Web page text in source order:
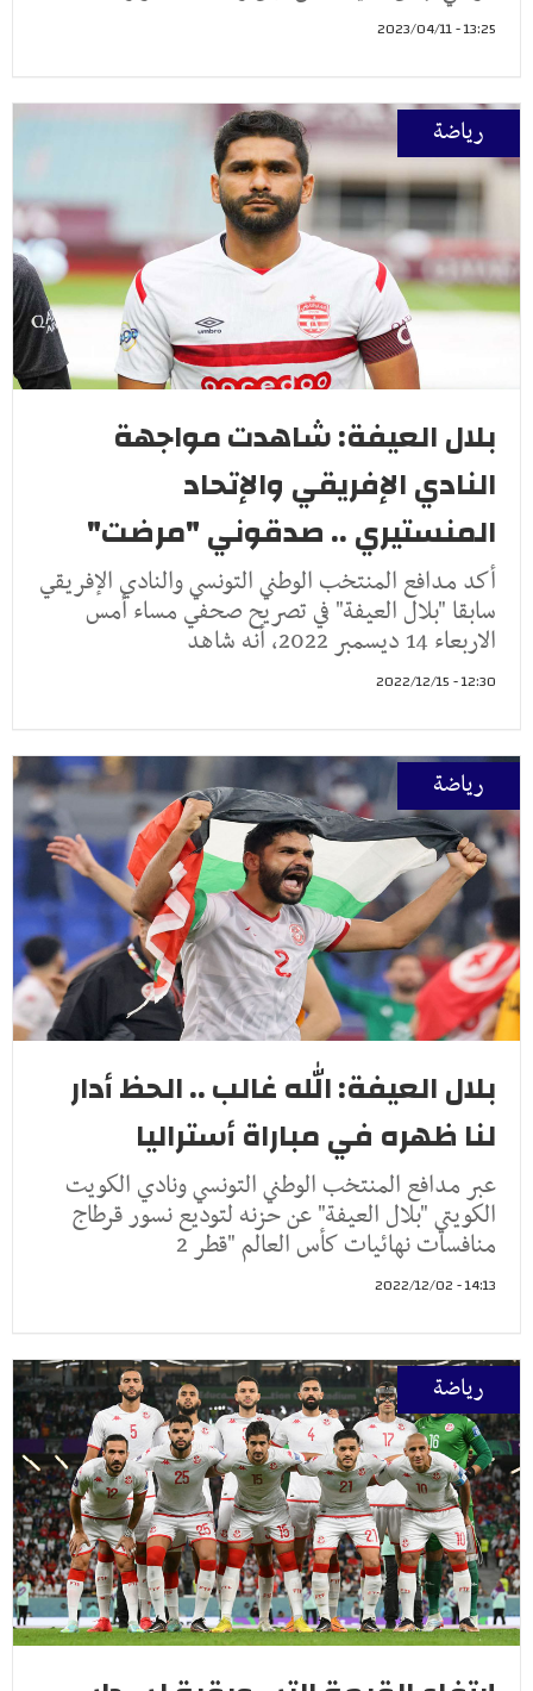
13:25 - 2023/04/11
رياضة
بلال العيفة: شاهدت مواجهة
النادي الإفريقي والإتحاد
المنستيري .. صدقوني "مرضت"
أكد مدافع المنتخب الوطني التونسي والنادي الإفريقي
سابقا "بلال العيفة" في تصريح صحفي مساء أمس
الاربعاء 14 ديسمبر 2022، أنه شاهد
12:30 - 2022/12/15
رياضة
بلال العيفة: الله غالب .. الحظ أدار
لنا ظهره في مباراة أستراليا
عبر مدافع المنتخب الوطني التونسي ونادي الكويت
الكويتي "بلال العيفة" عن حزنه لتوديع نسور قرطاج
منافسات نهائيات كأس العالم "قطر 2
14:13 - 2022/12/02
رياضة